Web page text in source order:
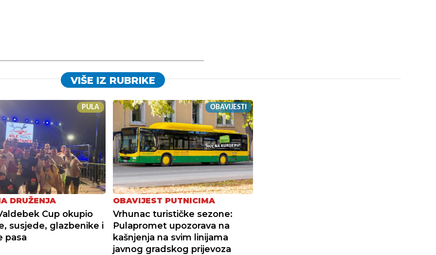
VIŠE IZ RUBRIKE
PULA
DRUŽENJA
Cup okupio
susjede, glazbenike i
pasa
OBAVIJESTI
OBAVIJEST PUTNICIMA
Vrhunac turističke sezone:
Pulapromet upozorava na
kašnjenja na svim linijama
javnog gradskog prijevoza